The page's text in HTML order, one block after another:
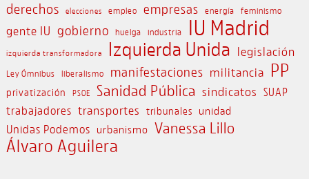
derechos elecciones empleo empresas energía feminismo
gente IU gobierno huelga industria IU Madrid
izquierda transformadora Izquierda Unida legislación
Ley Ómnibus liberalismo manifestaciones militancia PP
privatización PSOE Sanidad Pública sindicatos SUAP
trabajadores transportes tribunales unidad
Unidas Podemos urbanismo Vanessa Lillo
Álvaro Aguilera